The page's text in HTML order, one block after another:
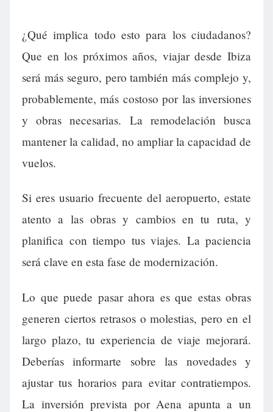
¿Qué implica todo esto para los ciudadanos?
Que en los próximos años, viajar desde Ibiza
será más seguro, pero también más complejo y,
probablemente, más costoso por las inversiones
y obras necesarias. La remodelación busca
mantener la calidad, no ampliar la capacidad de
vuelos.
Si eres usuario frecuente del aeropuerto, estate
atento a las obras y cambios en tu ruta, y
planifica con tiempo tus viajes. La paciencia
será clave en esta fase de modernización.
Lo que puede pasar ahora es que estas obras
generen ciertos retrasos o molestias, pero en el
largo plazo, tu experiencia de viaje mejorará.
Deberías informarte sobre las novedades y
ajustar tus horarios para evitar contratiempos.
La inversión prevista por Aena apunta a un